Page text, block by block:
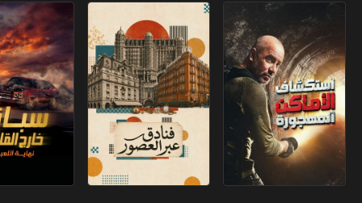
استكشاف الأماكن المهجورة فنادق عبر العصور سباق خارج